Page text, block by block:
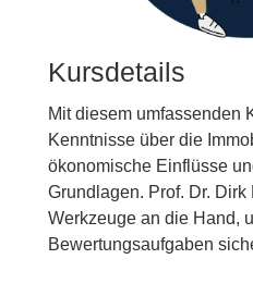
Kursdetails
Mit diesem umfassenden
Kenntnisse über die
ökonomische Einflüsse
Grundlagen. Prof. Dr.
Werkzeuge an die Hand,
Bewertungsaufgaben